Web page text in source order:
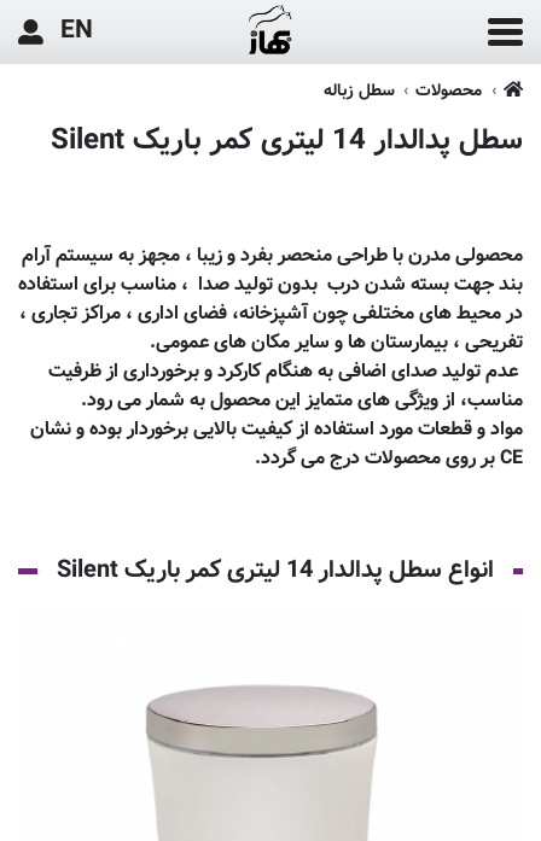
EN
محصولات سطل زباله
سطل پدالدار 14 لیتری کمر باریک Silent
محصولی مدرن با طراحی منحصر بفرد و زیبا ، مجهز به سیستم آرام
بند جهت بسته شدن درب بدون تولید صدا ، مناسب برای استفاده
در محیط های مختلفی چون آشپزخانه، فضای اداری ، مراکز تجاری ،
تفریحی ، بیمارستان ها و سایر مکان های عمومی.
عدم تولید صدای اضافی به هنگام کارکرد و برخورداری از ظرفیت
مناسب، از ویژگی های متمایز این محصول به شمار می رود.
مواد و قطعات مورد استفاده از کیفیت بالایی برخوردار بوده و نشان
CEبر روی محصولات درج می گردد.
انواع سطل پدالدار 14 لیتری کمر باریک Silent